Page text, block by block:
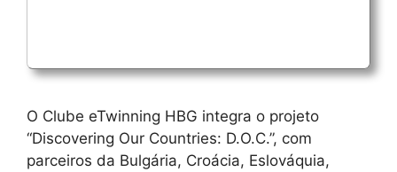
O Clube eTwinning HBG integra o projeto
“Discovering Our Countries: D.O.C.”, com
parceiros da Bulgária, Croácia, Eslováquia,